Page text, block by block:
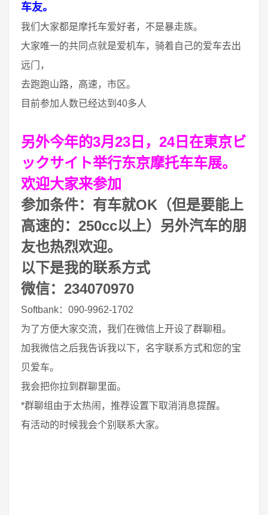
车友。
我们大家都是摩托车爱好者，不是暴走族。
大家唯一的共同点就是爱机车，骑着自己的爱车去出
远门，
去跑跑山路，高速，市区。
目前参加人数已经达到40多人
另外今年的3月23日，24日在東京ビ
ックサイト举行东京摩托车车展。
欢迎大家来参加
参加条件：有车就OK（但是要能上
高速的：250cc以上）另外汽车的朋
友也热烈欢迎。
以下是我的联系方式
微信：234070970
Softbank：090-9962-1702
为了方便大家交流，我们在微信上开设了群聊租。
加我微信之后我告诉我以下，名字联系方式和您的宝
贝爱车。
我会把你拉到群聊里面。
*群聊组由于太热闹，推荐设置下取消消息提醒。
有活动的时候我会个别联系大家。